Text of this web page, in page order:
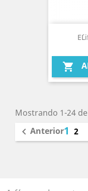

Mostrando 1-24
 Anterior1 2